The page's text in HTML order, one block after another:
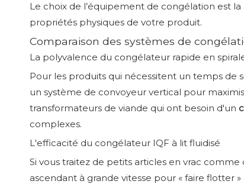
Le choix de l’équipement de congélation est
propriétés physiques de votre produit.
Comparaison des systèmes de
La polyvalence du congélateur rapide en
Pour les produits qui nécessitent un temps
un système de convoyeur vertical pour
transformateurs de viande qui ont besoin d'un
complexes.
L'efficacité du congélateur IQF à lit fluidisé
Si vous traitez de petits articles en vrac
ascendant à grande vitesse pour « faire